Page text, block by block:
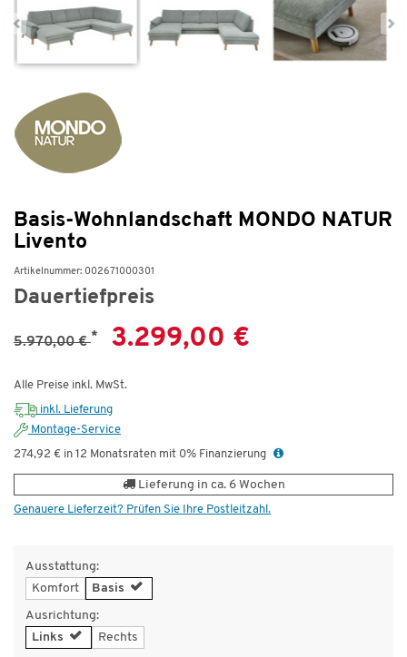
Basis-Wohnlandschaft MONDO NATUR
Livento
Artikelnummer: 002671000301
Dauertiefpreis
5.970,00 €* 3.299,00 €
Alle Preise inkl. MwSt.
inkl. Lieferung
Montage-Service
274,92 € in 12 Monatsraten mit 0% Finanzierung
Lieferung in ca. 6 Wochen
Genauere Lieferzeit? Prüfen Sie Ihre Postleitzahl.
Ausstattung:
Komfort
Basis
Ausrichtung:
Links
Rechts